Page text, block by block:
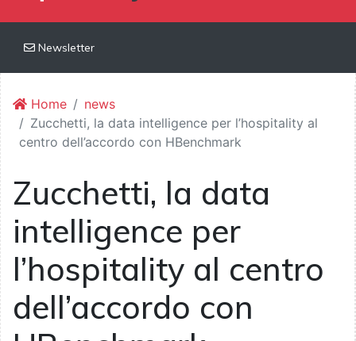
Newsletter
Home
news
Zucchetti, la data intelligence per l’hospitality al
centro dell’accordo con HBenchmark
Zucchetti, la data
intelligence per
l’hospitality al centro
dell’accordo con